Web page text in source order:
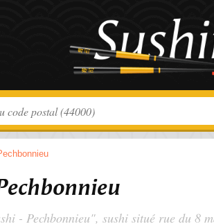
- Pechbonnieu", sushi situé rue du 8